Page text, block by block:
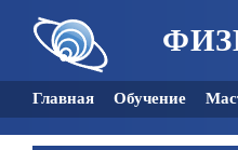
Главная Обучение